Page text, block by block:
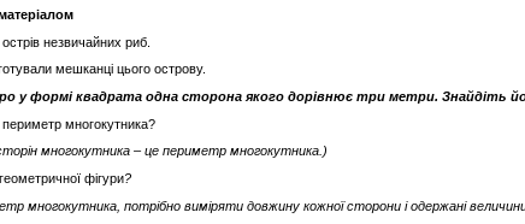
незвичайних риб.
мешканці цього острову.
у формі квадрата одна сторона якого дорівнює три метри. Знайдіть
многокутника?
многокутника – цепериметр многокутника.)
фігури?
многокутника , потрібно виміряти довжину кожної сторони і одержані